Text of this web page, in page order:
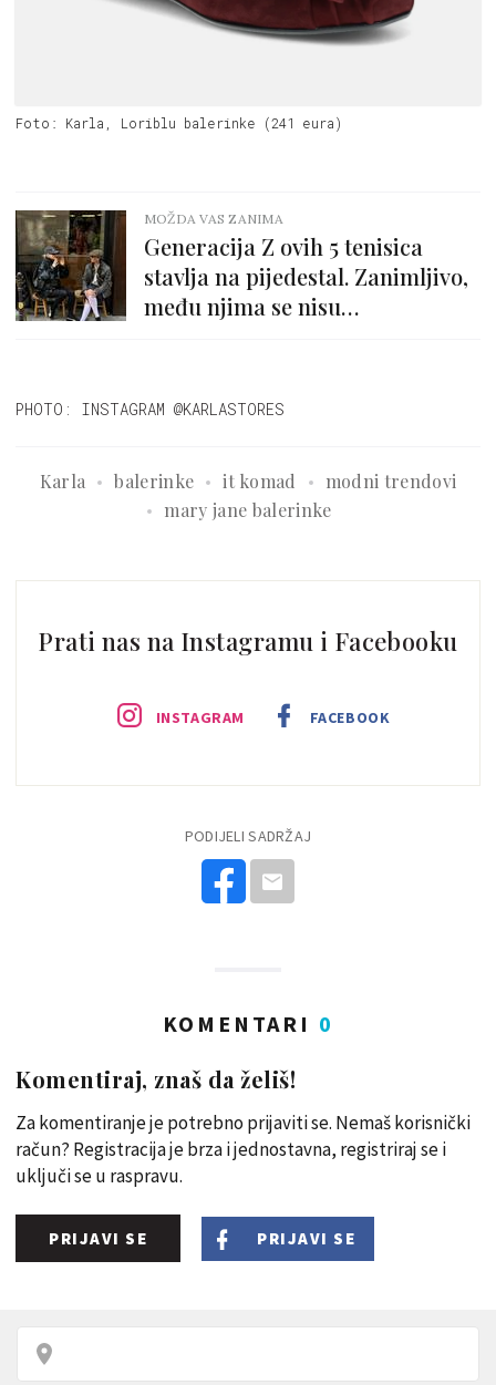
Foto: Karla, Loriblu balerinke (241 eura)
MOŽDA VAS ZANIMA
Generacija Z ovih 5 tenisica
stavlja na pijedestal. Zanimljivo,
među njima se nisu
PHOTO: INSTAGRAM @KARLASTORES
Karla balerinke it komad
modni trendovi
mary jane balerinke
Prati nas na Instagramu i Facebooku
INSTAGRAM FACEBOOK
PODIJELI SADRŽAJ
KOMENTARI 0
Komentiraj, znaš da želiš!
Za komentiranje je potrebno prijaviti se. Nemaš korisnički
račun? Registracija je brza i jednostavna, registriraj se i
uključi se u raspravu.
PRIJAVI SE PRIJAVI SE